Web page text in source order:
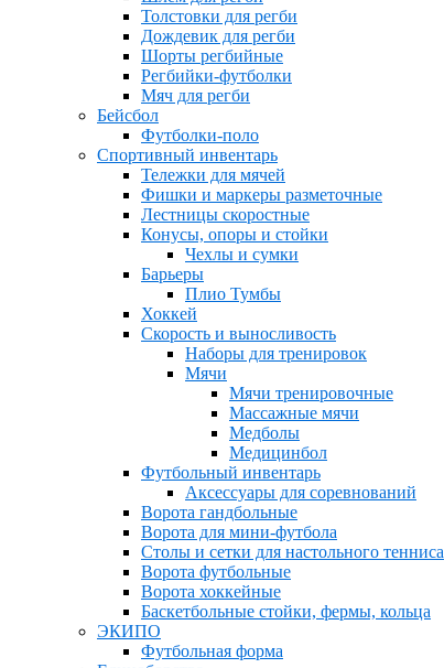
Толстовки для регби
Дождевик для регби
Шорты регбийные
Регбийки-футболки
Мяч для регби
Бейсбол
Футболки-поло
Спортивный инвентарь
Тележки для мячей
Фишки и маркеры разметочные
Лестницы скоростные
Конусы, опоры и стойки
Чехлы и сумки
Барьеры
Плио Тумбы
Хоккей
Скорость и выносливость
Наборы для тренировок
Мячи
Мячи тренировочные
Массажные мячи
Медболы
Медицинбол
Футбольный инвентарь
Аксессуары для соревнований
Ворота гандбольные
Ворота для мини-футбола
Столы и сетки для настольного тенниса
Ворота футбольные
Ворота хоккейные
Баскетбольные стойки, фермы, кольца
ЭКИПО
Футбольная форма